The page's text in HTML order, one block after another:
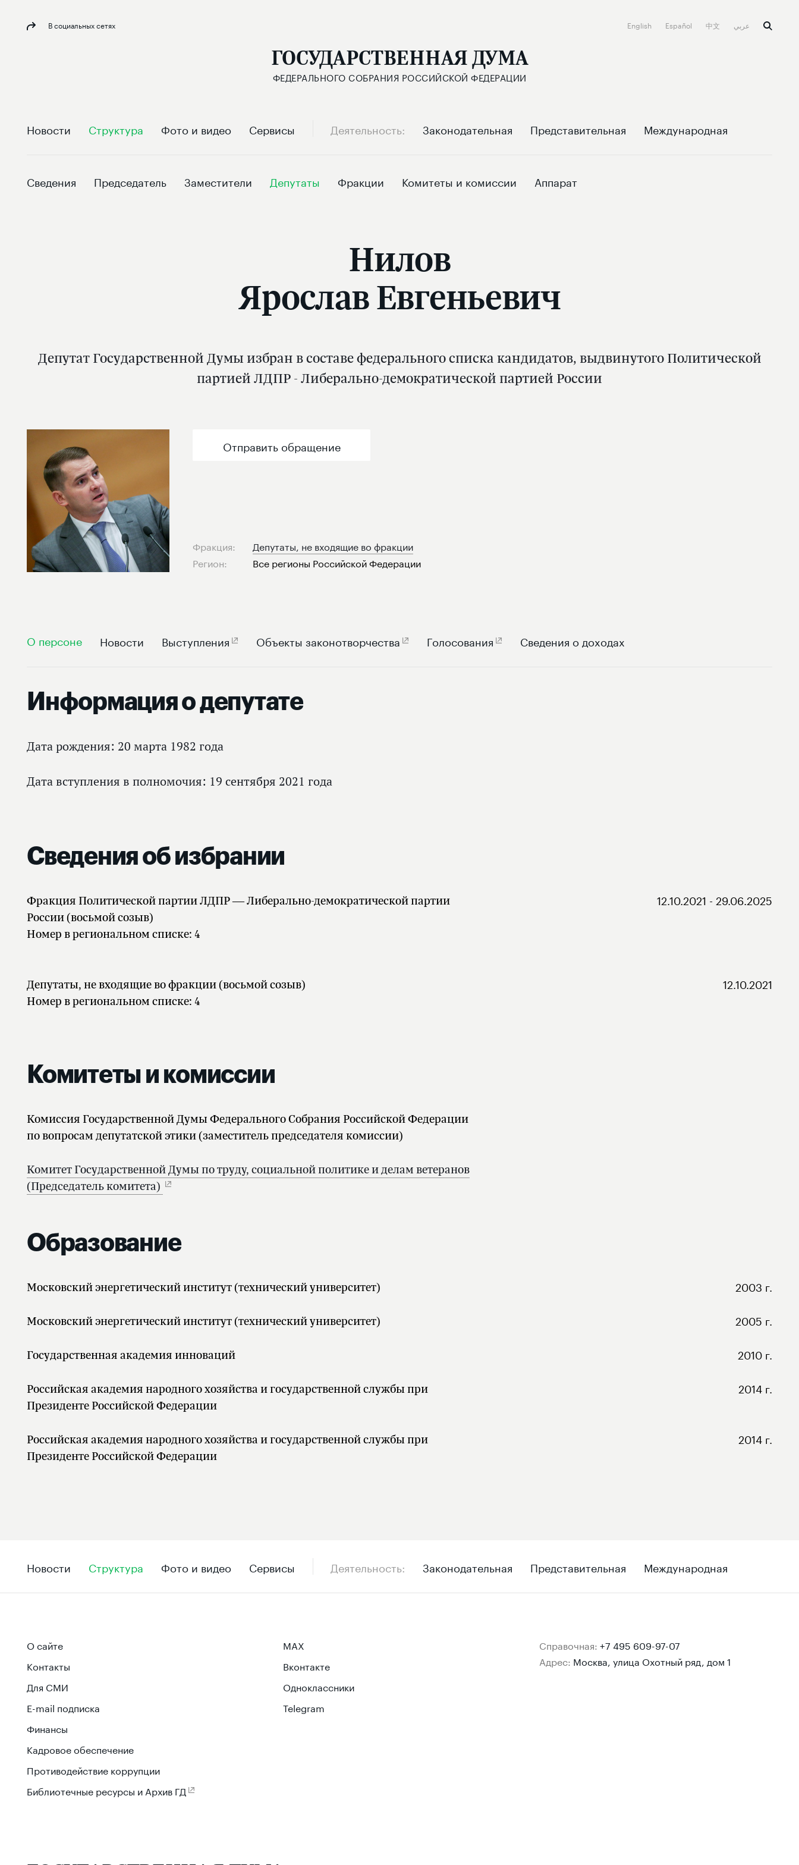
В социальных сетях English Español 中文
ГОСУДАРСТВЕННАЯ ДУМА
ФЕДЕРАЛЬНОГО СОБРАНИЯ РОССИЙСКОЙ ФЕДЕРАЦИИ
Новости Структура Фото и видео Сервисы Деятельность Законодательная Представительная Международная
Сведения Председатель Заместители Депутаты Фракции Комитеты и комиссии Аппарат
Нилов
Ярослав Евгеньевич
Депутат Государственной Думы избран в составе федерального списка кандидатов, выдвинутого Политической
партией ЛДПР - Либерально-демократической партией России
Отправить обращение
Фракция:
Депутаты, не входящие во фракции
Регион:
Все регионы Российской Федерации
О персоне Новости Выступления Объекты законотворчества Голосования Сведения о доходах
Информация о депутате
Дата рождения: 20 марта 1982 года
Дата вступления в полномочия: 19 сентября 2021 года
Сведения об избрании
12.10.2021 - 29.06.2025
Фракция Политической партии ЛДПР — Либерально-демократической партии
России (восьмой созыв)
Номер в региональном списке: 4
12.10.2021
Депутаты, не входящие во фракции (восьмой созыв)
Номер в региональном списке: 4
Комитеты и комиссии
Комиссия Государственной Думы Федерального Собрания Российской Федерации
по вопросам депутатской этики (заместитель председателя комиссии)
Комитет Государственной Думы по труду, социальной политике и делам ветеранов
(Председатель комитета)
Образование
2003 г.
Московский энергетический институт (технический университет)
2005 г.
Московский энергетический институт (технический университет)
2010 г.
Государственная академия инноваций
2014 г.
Российская академия народного хозяйства и государственной службы при
Президенте Российской Федерации
2014 г.
Российская академия народного хозяйства и государственной службы при
Президенте Российской Федерации
Новости Структура Фото и видео Сервисы Деятельность Законодательная Представительная Международная
О сайте
Контакты
Для СМИ
E-mail подписка
Финансы
Кадровое обеспечение
Противодействие коррупции
Библиотечные ресурсы и Архив ГД
MAX
Вконтакте
Одноклассники
Telegram
Справочная: +7 495 609-97-07
Адрес: Москва, улица Охотный ряд, дом 1